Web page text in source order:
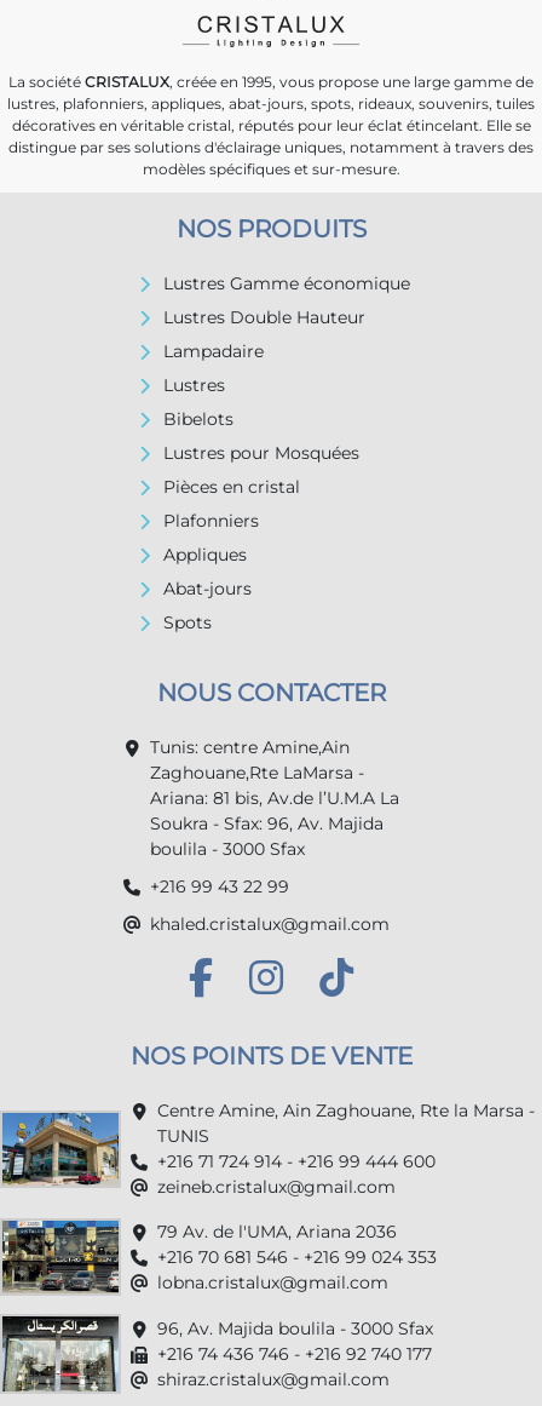
La société CRISTALUX, créée en 1995, vous propose une large gamme de
lustres, plafonniers, appliques, abat-jours, spots, rideaux, souvenirs, tuiles
décoratives en véritable cristal, réputés pour leur éclat étincelant. Elle se
distingue par ses solutions d'éclairage uniques, notamment à travers des
modèles spécifiques et sur-mesure.
NOS PRODUITS
Lustres Gamme économique
Lustres Double Hauteur
Lampadaire
Lustres
Bibelots
Lustres pour Mosquées
Pièces en cristal
Plafonniers
Appliques
Abat-jours
Spots
NOUS CONTACTER
Tunis: centre Amine,Ain
Zaghouane,Rte LaMarsa -
Ariana: 81 bis, Av.de l’U.M.A La
Soukra - Sfax: 96, Av. Majida
boulila - 3000 Sfax
+216 99 43 22 99
khaled.cristalux@gmail.com
NOS POINTS DE VENTE
Centre Amine, Ain Zaghouane, Rte la Marsa -
TUNIS
+216 71 724 914 - +216 99 444 600
zeineb.cristalux@gmail.com
79 Av. de l'UMA, Ariana 2036
+216 70 681 546 - +216 99 024 353
lobna.cristalux@gmail.com
96, Av. Majida boulila - 3000 Sfax
+216 74 436 746 - +216 92 740 177
shiraz.cristalux@gmail.com